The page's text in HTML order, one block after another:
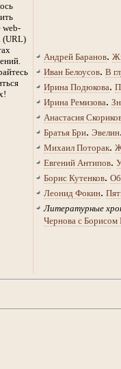
Андрей Баранов.
Иван Белоусов. В
Ирина Подюкова.
Ирина Ремизова.
Анастасия
Братья Бри. Эвелин.
Михаил Поторак.
Евгений Антипов.
Борис Кутенков. Об
Леонид Фокин.
Литературные
Чернова с Борисом
(URL)